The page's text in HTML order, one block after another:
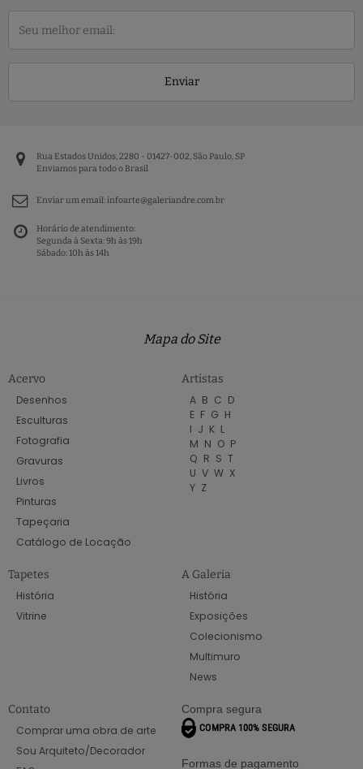
Enviar
Rua Estados Unidos, 2280 - 01427-002, São Paulo, SP
Enviamos para todo o Brasil
Enviar um email:infoarte@galeriandre.com.br
Horário de atendimento:
Segunda à Sexta: 9h às 19h
Sábado: 10h às 14h
Mapa do Site
Acervo
Desenhos
Esculturas
Fotografia
Gravuras
Livros
Pinturas
Tapeçaria
Catálogo de Locação
Artistas
A B C D
E F G H
I J K L
M N O P
Q R S T
U V W X
Y Z
Tapetes
História
Vitrine
A Galeria
História
Exposições
Colecionismo
Multimuro
News
Contato
Comprar uma obra de arte
Sou Arquiteto/Decorador
Compra segura
Formas de pagamento